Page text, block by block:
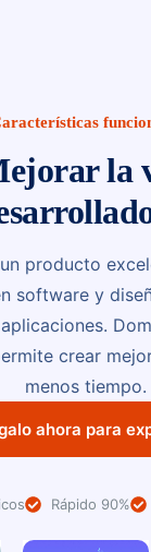
la
producto
software y
crear
menos tiempo.
ahora para
Rápido 90%